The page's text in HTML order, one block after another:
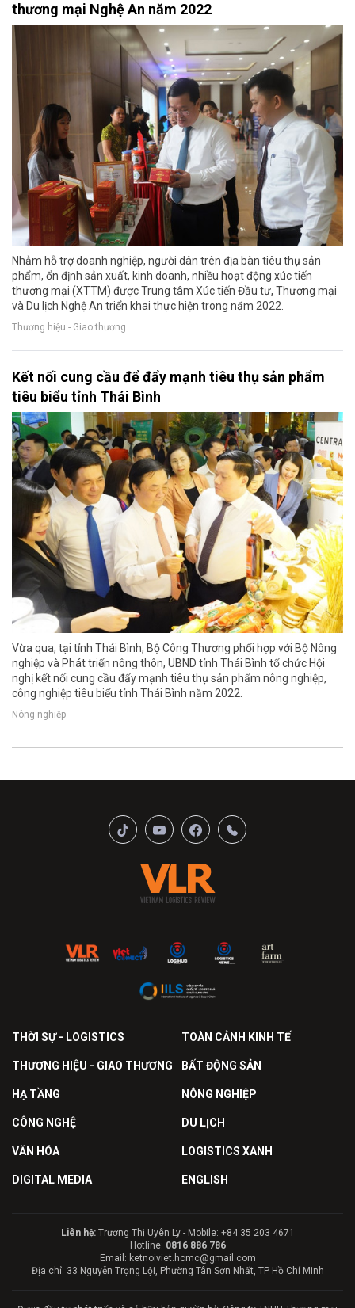
thương mại Nghệ An năm 2022
Nhằm hỗ trợ doanh nghiệp, người dân trên địa bàn tiêu thụ sản
phẩm, ổn định sản xuất, kinh doanh, nhiều hoạt động xúc tiến
thương mại (XTTM) được Trung tâm Xúc tiến Đầu tư, Thương mại
và Du lịch Nghệ An triển khai thực hiện trong năm 2022.
Thương hiệu - Giao thương
Kết nối cung cầu để đẩy mạnh tiêu thụ sản phẩm
tiêu biểu tỉnh Thái Bình
Vừa qua, tại tỉnh Thái Bình, Bộ Công Thương phối hợp với Bộ Nông
nghiệp và Phát triển nông thôn, UBND tỉnh Thái Bình tổ chức Hội
nghị kết nối cung cầu đẩy mạnh tiêu thụ sản phẩm nông nghiệp,
công nghiệp tiêu biểu tỉnh Thái Bình năm 2022.
Nông nghiệp
THỜI SỰ - LOGISTICS TOÀN CẢNH KINH TẾ
THƯƠNG HIỆU - GIAO THƯƠNG BẤT ĐỘNG SẢN
HẠ TẦNG NÔNG NGHIỆP
CÔNG NGHỆ DU LỊCH
VĂN HÓA LOGISTICS XANH
DIGITAL MEDIA ENGLISH
Liên hệ:Trương Thị Uyên Ly - Mobile: +84 35 203 4671
Hotline: 0816 886 786
Email: ketnoiviet.hcmc@gmail.com
Địa chỉ: 33 Nguyễn Trọng Lội, Phường Tân Sơn Nhất, TP Hồ Chí Minh